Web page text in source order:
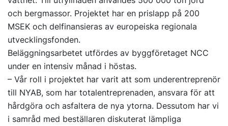
och bergmassor. Projektet har en prislapp på 200
MSEK och delfinansieras av europeiska regionala
utvecklingsfonden.
Beläggningsarbetet utfördes av byggföretaget NCC
under en intensiv månad i höstas.
– Vår roll i projektet har varit att som underentreprenör
till NYAB, som har totalentreprenaden, ansvara för att
hårdgöra och asfaltera de nya ytorna. Dessutom har vi
i samråd med beställaren diskuterat lämpliga